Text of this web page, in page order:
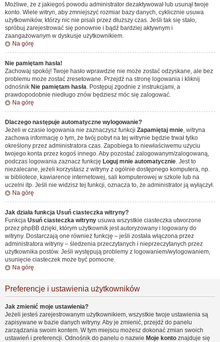
Możliwe, że z jakiegoś powodu administrator dezaktywował lub usunął twoje
konto. Wiele witryn, aby zmniejszyć rozmiar bazy danych, cyklicznie usuwa
użytkowników, którzy nic nie pisali przez dłuższy czas. Jeśli tak się stało,
spróbuj zarejestrować się ponownie i bądź bardziej aktywnym i
zaangażowanym w dyskusje użytkownikiem.
Na górę
Nie pamiętam hasła!
Zachowaj spokój! Twoje hasło wprawdzie nie może zostać odzyskane, ale bez
problemu może zostać zresetowane. Przejdź na stronę logowania i kliknij
odnośnik Nie pamiętam hasła. Postępuj zgodnie z instrukcjami, a
prawdopodobnie niedługo znów będziesz móc się zalogować.
Na górę
Dlaczego następuje automatyczne wylogowanie?
Jeżeli w czasie logowania nie zaznaczysz funkcji Zapamiętaj mnie, witryna
zachowa informację o tym, że twój pobyt na tej witrynie będzie trwał tylko
określony przez administratora czas. Zapobiega to niewłaściwemu użyciu
twojego konta przez kogoś innego. Aby pozostać zalogowanym/zalogowaną,
podczas logowania zaznacz funkcję Loguj mnie automatycznie. Jest to
niezalecane, jeżeli korzystasz z witryny z ogólnie dostępnego komputera, np.
w bibliotece, kawiarence internetowej, sali komputerowej w szkole lub na
uczelni itp. Jeśli nie widzisz tej funkcji, oznacza to, że administrator ją wyłączył.
Na górę
Jak działa funkcja Usuń ciasteczka witryny?
Funkcja Usuń ciasteczka witryny usuwa wszystkie ciasteczka utworzone
przez phpBB dzięki, którym użytkownik jest autoryzowany i logowany do
witryny. Dostarczają one również funkcję – jeśli została włączona przez
administratora witryny – śledzenia przeczytanych i nieprzeczytanych przez
użytkownika postów. Jeśli występują problemy z logowaniem/wylogowaniem,
usunięcie ciasteczek może być pomocne.
Na górę
Preferencje i ustawienia użytkowników
Jak zmienić moje ustawienia?
Jeżeli jesteś zarejestrowanym użytkownikiem, wszystkie twoje ustawienia są
zapisywane w bazie danych witryny. Aby je zmienić, przejdź do panelu
zarządzania swoim kontem. W tym miejscu możesz dokonać zmian swoich
ustawień i preferencji. Odnośnik do panelu o nazwie Moje konto znajduje się